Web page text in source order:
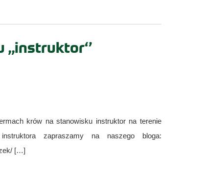
krów na stanowisku instruktor na terenie
zapraszamy na naszego bloga:
[…]